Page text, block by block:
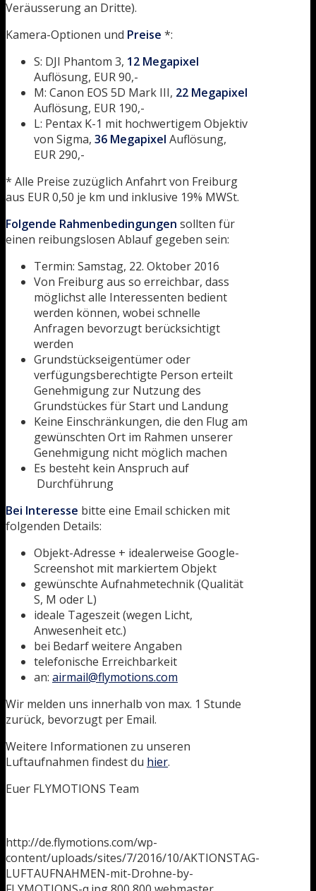
Veräusserung an Dritte).
Kamera-Optionen und Preise *:
S: DJI Phantom 3, 12 Megapixel
Auflösung, EUR 90,-
M: Canon EOS 5D Mark III, 22 Megapixel
Auflösung, EUR 190,-
L: Pentax K-1 mit hochwertigem Objektiv
von Sigma, 36 Megapixel Auflösung,
EUR 290,-
* Alle Preise zuzüglich Anfahrt von Freiburg
aus EUR 0,50 je km und inklusive 19% MWSt.
Folgende Rahmenbedingungen sollten für
einen reibungslosen Ablauf gegeben sein:
Termin: Samstag, 22. Oktober 2016
Von Freiburg aus so erreichbar, dass
möglichst alle Interessenten bedient
werden können, wobei schnelle
Anfragen bevorzugt berücksichtigt
werden
Grundstückseigentümer oder
verfügungsberechtigte Person erteilt
Genehmigung zur Nutzung des
Grundstückes für Start und Landung
Keine Einschränkungen, die den Flug am
gewünschten Ort im Rahmen unserer
Genehmigung nicht möglich machen
Es besteht kein Anspruch auf
Durchführung
Bei Interesse bitte eine Email schicken mit
folgenden Details:
Objekt-Adresse + idealerweise Google-
Screenshot mit markiertem Objekt
gewünschte Aufnahmetechnik (Qualität
S, M oder L)
ideale Tageszeit (wegen Licht,
Anwesenheit etc.)
bei Bedarf weitere Angaben
telefonische Erreichbarkeit
an: airmail@flymotions.com
Wir melden uns innerhalb von max. 1 Stunde
zurück, bevorzugt per Email.
Weitere Informationen zu unseren
Luftaufnahmen findest du hier.
Euer FLYMOTIONS Team
http://de.flymotions.com/wp-
content/uploads/sites/7/2016/10/AKTIONSTAG-
LUFTAUFNAHMEN-mit-Drohne-by-